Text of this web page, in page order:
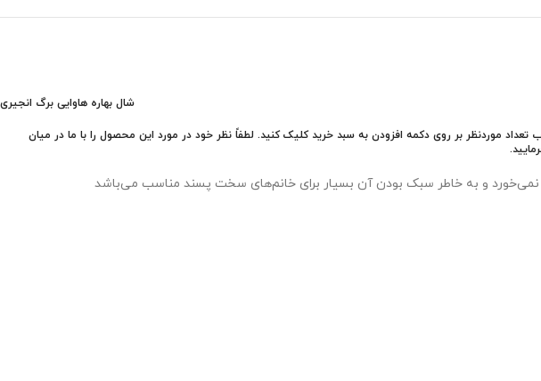
شال بهاره هاوایی برگ انجیری
موردنظر بر روی دکمه افزودن به سبد خرید کلیک کنید. لطفاً نظر خود در مورد این محصول را با ما در میان
نمی‌خورد و به خاطر سبک بودن آن بسیار برای خانم‌های سخت پسند مناسب می‌باشد